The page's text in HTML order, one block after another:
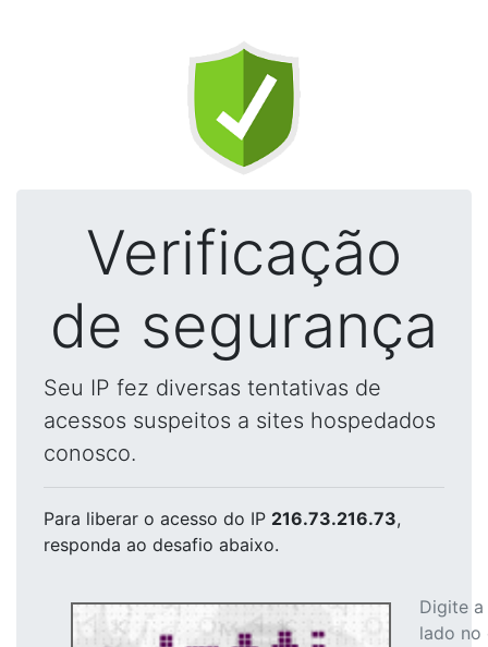
Verificação
de segurança
Seu IP fez diversas tentativas de
acessos suspeitos a sites hospedados
conosco.
Para liberar o acesso do IP 216.73.216.73,
responda ao desafio abaixo.
Digite
lado no